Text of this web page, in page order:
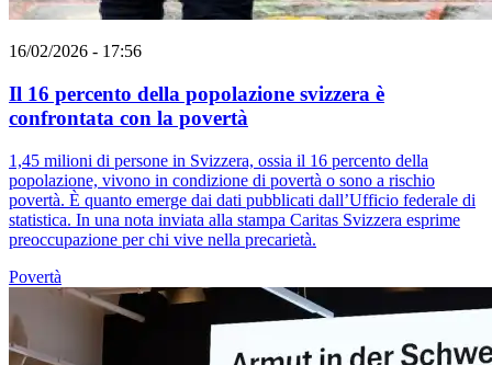
16/02/2026 - 17:56
Il 16 percento della popolazione svizzera è
confrontata con la povertà
1,45 milioni di persone in Svizzera, ossia il 16 percento della
popolazione, vivono in condizione di povertà o sono a rischio
povertà. È quanto emerge dai dati pubblicati dall’Ufficio federale di
statistica. In una nota inviata alla stampa Caritas Svizzera esprime
preoccupazione per chi vive nella precarietà.
Povertà